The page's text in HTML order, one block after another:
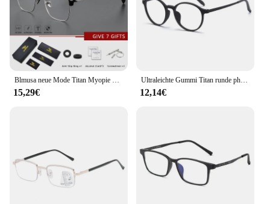
15,29€
Ultraleichte Gummi Titan runde photo chrome Anti-Blaulicht-Lesebrille für Mann Frau Presbyopie Brille Diopter 0 bis 600
12,14€